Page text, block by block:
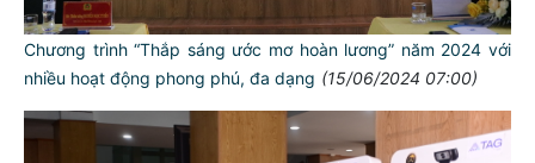
Chương trình “Thắp sáng ước mơ hoàn lương” năm 2024 với
nhiều hoạt động phong phú, đa dạng (15/06/2024 07:00)